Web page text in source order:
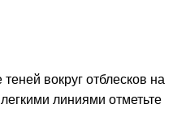
вокруг отблесков на
линиями отметьте